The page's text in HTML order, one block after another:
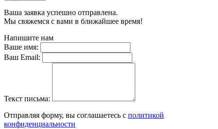
Ваша заявка успешно отправлена.
Мы свяжемся с вами в ближайшее время!
Напишите нам
Ваше имя:
Ваш Email:
Текст письма:
Отправляя форму, вы соглашаетесь с политикой
конфиденциальности